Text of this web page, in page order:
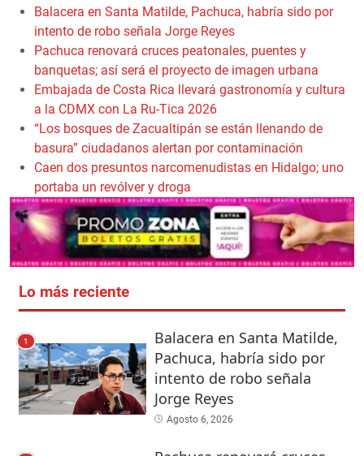
Balacera en Santa Matilde, Pachuca, habría sido por
intento de robo señala Jorge Reyes
Pachuca renovará cruces peatonales, puentes y
banquetas; así será el proyecto de imagen urbana
Embajada de Costa Rica llevará gastronomía y cultura
a la CDMX con La Ru-Tica 2026
“Los bosques de Zacualtipán se están llenando de
basura” ciudadanos alertan por contaminación
Caen dos presuntos narcomenudistas en Hidalgo; uno
portaba un revólver y droga
Lo más reciente
1
Balacera en Santa Matilde,
Pachuca, habría sido por
intento de robo señala
Jorge Reyes
Agosto 6, 2026